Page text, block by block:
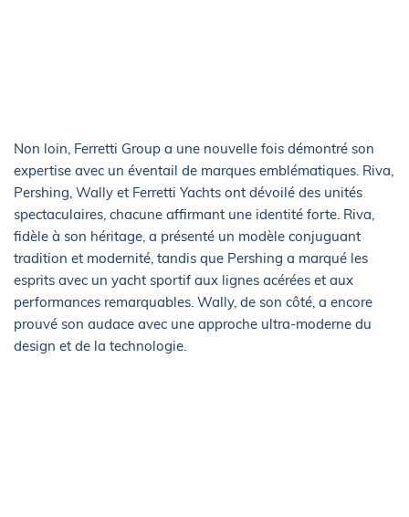
Non loin, Ferretti Group a une nouvelle fois démontré son
expertise avec un éventail de marques emblématiques. Riva,
Pershing, Wally et Ferretti Yachts ont dévoilé des unités
spectaculaires, chacune affirmant une identité forte. Riva,
fidèle à son héritage, a présenté un modèle conjuguant
tradition et modernité, tandis que Pershing a marqué les
esprits avec un yacht sportif aux lignes acérées et aux
performances remarquables. Wally, de son côté, a encore
prouvé son audace avec une approche ultra-moderne du
design et de la technologie.